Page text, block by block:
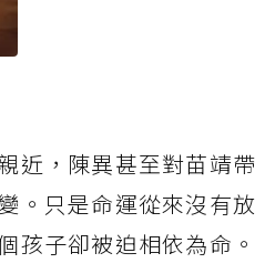
近，陳異甚至對苗靖帶
。只是命運從來沒有放
孩子卻被迫相依為命。